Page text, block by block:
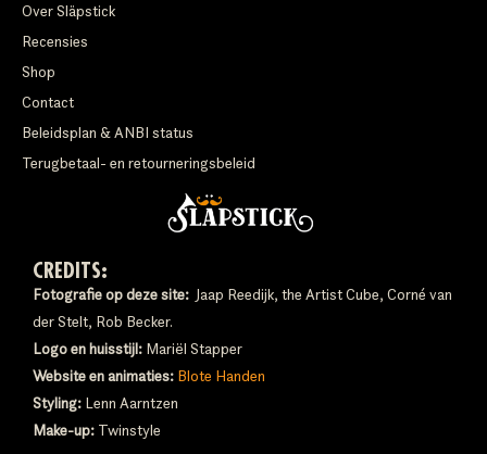
Over Släpstick
Recensies
Shop
Contact
Beleidsplan & ANBI status
Terugbetaal- en retourneringsbeleid
CREDITS:
Fotografie op deze site: Jaap Reedijk, the Artist Cube, Corné van
der Stelt, Rob Becker.
Logo en huisstijl: Mariël Stapper
Website en animaties: Blote Handen
Styling: Lenn Aarntzen
Make-up: Twinstyle